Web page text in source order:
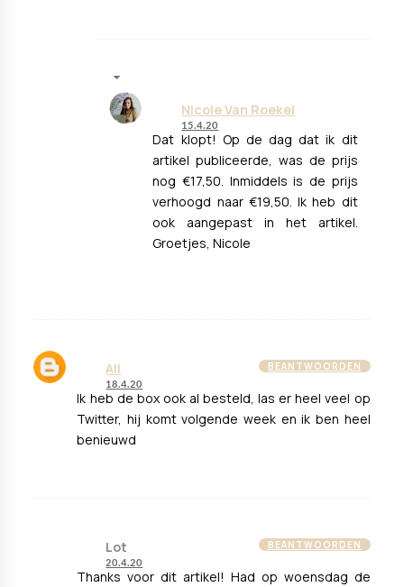
Nicole Van Roekel
15.4.20
Dat klopt! Op de dag dat ik dit
artikel publiceerde, was de prijs
nog €17,50. Inmiddels is de prijs
verhoogd naar €19,50. Ik heb dit
ook aangepast in het artikel.
Groetjes, Nicole
Ali
18.4.20
Ik heb de box ook al besteld, las er heel veel op
Twitter, hij komt volgende week en ik ben heel
benieuwd
BEANTWOORDEN
Lot
20.4.20
Thanks voor dit artikel! Had op woensdag de
BEANTWOORDEN